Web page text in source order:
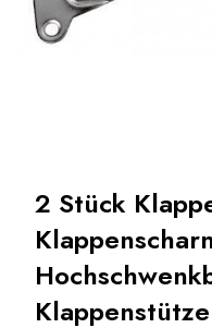
2 Stück
Klappenstütze